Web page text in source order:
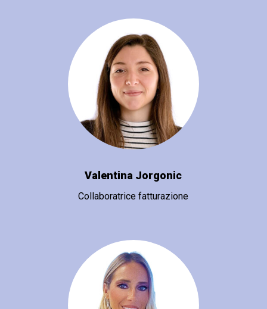
Valentina Jorgonic
Collaboratrice fatturazione